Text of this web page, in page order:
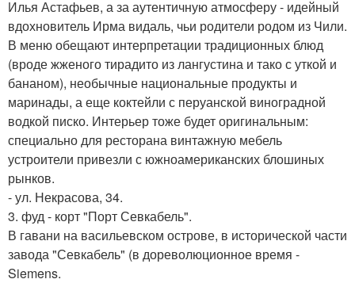
Илья Астафьев, а за аутентичную атмосферу - идейный
вдохновитель Ирма видаль, чьи родители родом из Чили.
В меню обещают интерпретации традиционных блюд
(вроде жженого тирадито из лангустина и тако с уткой и
бананом), необычные национальные продукты и
маринады, а еще коктейли с перуанской виноградной
водкой писко. Интерьер тоже будет оригинальным:
специально для ресторана винтажную мебель
устроители привезли с южноамериканских блошиных
рынков.
- ул. Некрасова, 34.
3. фуд - корт "Порт Севкабель".
В гавани на васильевском острове, в исторической части
завода "Севкабель" (в дореволюционное время -
Siemens.